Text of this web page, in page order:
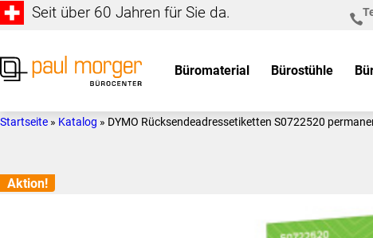
Zur
springen
Skip
main
Seit über 60 Jahren für Sie da.
Morger
individuell
Büromaterial Bürostühle
Startseite » Katalog » DYMO Rücksendeadressetiketten S0722520
Aktion!